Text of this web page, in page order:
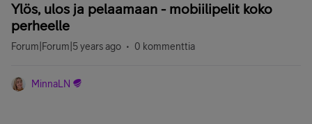
Ylös, ulos ja pelaamaan - mobiilipelit koko
perheelle
Forum|Forum|5 years ago 0 kommenttia
MinnaLN